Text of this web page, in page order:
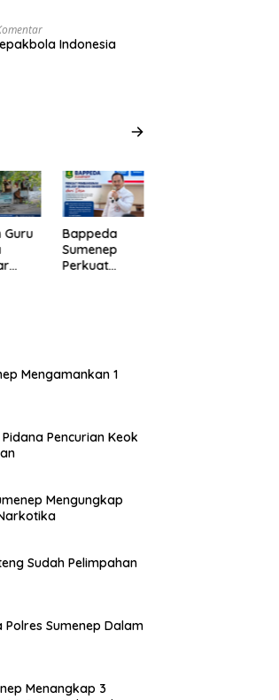
Indonesia
Guru
Bappeda
Sumenep
Perkuat
Mengamankan 1
Pencurian Keok
Mengungkap
Sudah Pelimpahan
Sumenep Dalam
Menangkap 3